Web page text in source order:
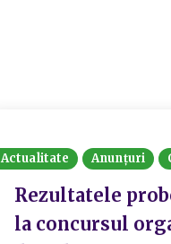
Actualitate Anunțuri
Rezultatele
la concursul